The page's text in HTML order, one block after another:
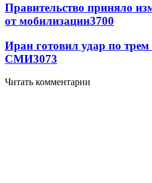
Правительство приняло
от мобилизации3700
Иран готовил удар по
СМИ3073
Читать комментарии